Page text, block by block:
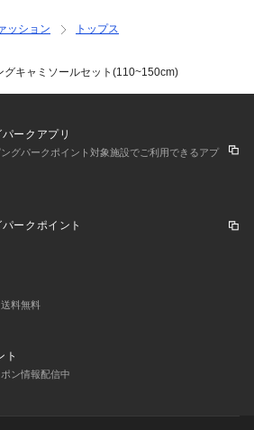
ルクローズをトータルファッションで
ッション
トップス
グキャミソールセット(110~150cm)
ークアプリ
グパークポイント対象施設でご利用できるアプ
ークポイント
料無料
ト
ン情報配信中